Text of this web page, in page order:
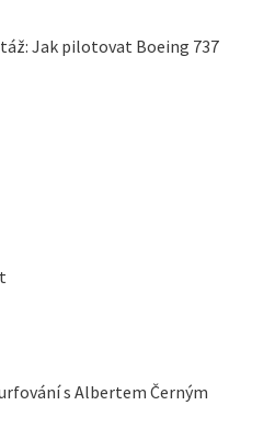
Jak pilotovat Boeing 737
s Albertem Černým